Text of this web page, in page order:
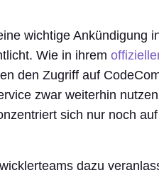
wichtige Ankündigung
Wie in ihrem
den Zugriff auf
zwar weiterhin
sich nur noch
dazu